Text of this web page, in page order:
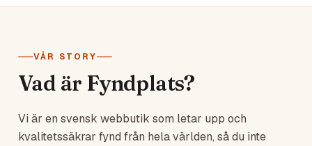
VÅR STORY
Vad är Fyndplats?
Vi är en svensk webbutik som letar upp och
kvalitetssäkrar fynd från hela världen, så du inte